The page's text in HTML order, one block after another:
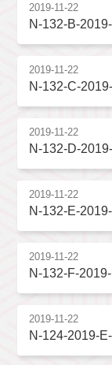
2019-11-22
N-132-B-
2019-11-22
N-132-C-
2019-11-22
N-132-D-
2019-11-22
N-132-E-
2019-11-22
N-132-F-
2019-11-22
N-124-2019-